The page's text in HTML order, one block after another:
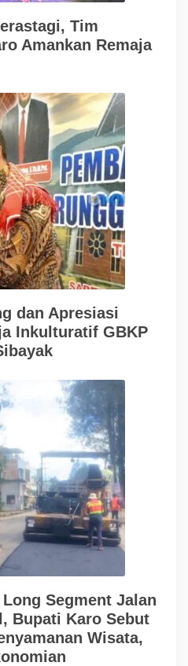
Tim
Amankan Remaja
dan Apresiasi
Inkulturatif GBKP
Segment Jalan
Bupati Karo Sebut
Wisata,